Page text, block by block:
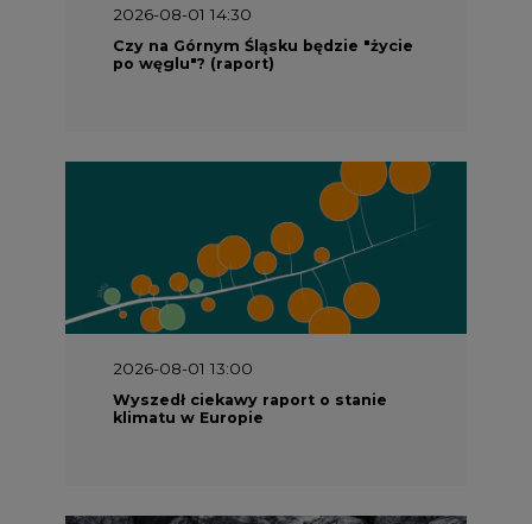
2026-08-01 14:30
Czy na Górnym Śląsku będzie "życie
po węglu"? (raport)
2026-08-01 13:00
Wyszedł ciekawy raport o stanie
klimatu w Europie